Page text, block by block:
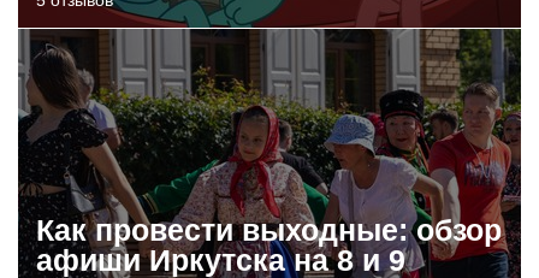
Как провести выходные: обзор
афиши Иркутска на 8 и 9